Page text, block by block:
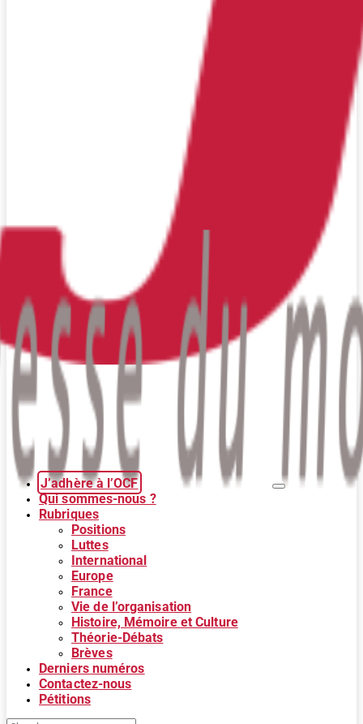
J’adhère à l’OCF
Qui sommes-nous ?
Rubriques
Positions
Luttes
International
Europe
France
Vie de l’organisation
Histoire, Mémoire et Culture
Théorie-Débats
Brèves
Derniers numéros
Contactez-nous
Pétitions